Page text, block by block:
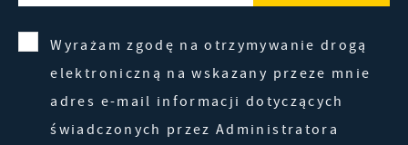
Wyrażam zgodę na otrzymywanie drogą
elektroniczną na wskazany przeze mnie
adres e-mail informacji dotyczących
świadczonych przez Administratora